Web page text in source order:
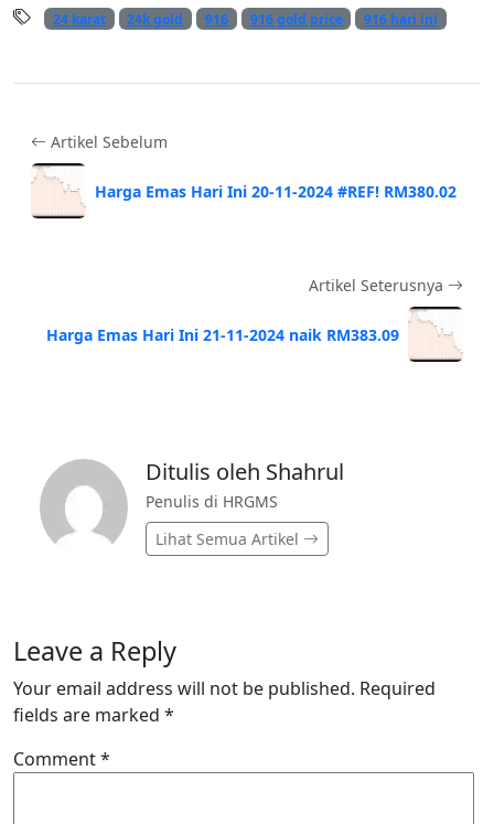
24 karat 24k gold 916 916 gold price 916 hari ini
Artikel Sebelum
Harga Emas Hari Ini 20-11-2024 #REF! RM380.02
Artikel Seterusnya
Harga Emas Hari Ini 21-11-2024 naik RM383.09
Ditulis oleh Shahrul
Penulis di HRGMS
Lihat Semua Artikel
Leave a Reply
Your email address will not be published. Required
fields are marked *
Comment*